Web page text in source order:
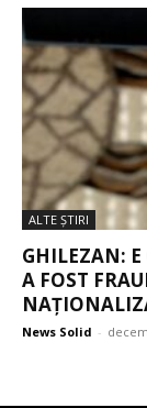
ALTE ŞTIRI
GHILEZAN: E
A FOST
News Solid -